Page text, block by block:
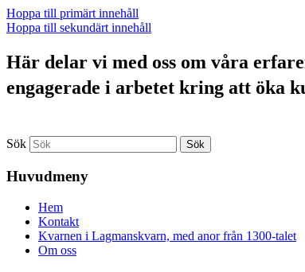
Hoppa till primärt innehåll
Hoppa till sekundärt innehåll
Här delar vi med oss om våra
engagerade i arbetet kring att öka
Sök
Huvudmeny
Hem
Kontakt
Kvarnen i Lagmanskvarn, med anor från 1300-talet
Om oss